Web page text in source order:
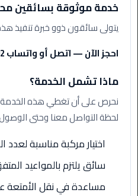
مرسيدس
ايجار
فى
ليموزين
مطار
الجديدة
ليموزين
الاسكندريه
خدمة موثوقة بسائقين
يتولى سائقون ذوو خبرة تنفيذ
احجز الآن — اتصل أو واتساب 01000948802.
ماذا تشمل الخدمة؟
نحرص على أن تغطي هذه
لحظة التواصل معنا وحتى
اختيار مركبة مناسبة لعدد
سائق يلتزم بالمواعيد
مساعدة في نقل الأمتعة